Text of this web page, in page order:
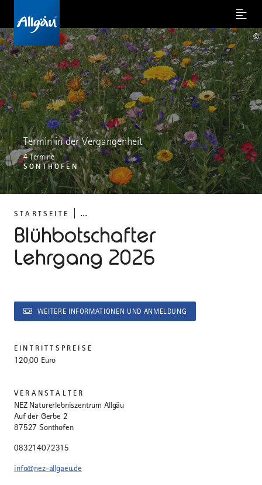
Menu
STARTSEITE ...
Blühbotschafter
Lehrgang 2026
Termin in der Vergangenheit
4 Termine
SONTHOFEN
©
WEITERE INFORMATIONEN UND ANMELDUNG
EINTRITTSPREISE
120,00 Euro
VERANSTALTER
NEZ Naturerlebniszentrum Allgäu
Auf der Gerbe 2
87527 Sonthofen
083214072315
info@nez-allgaeu.de